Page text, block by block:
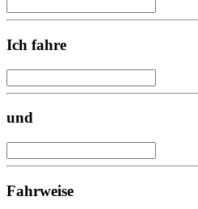
Ich fahre
und
Fahrweise